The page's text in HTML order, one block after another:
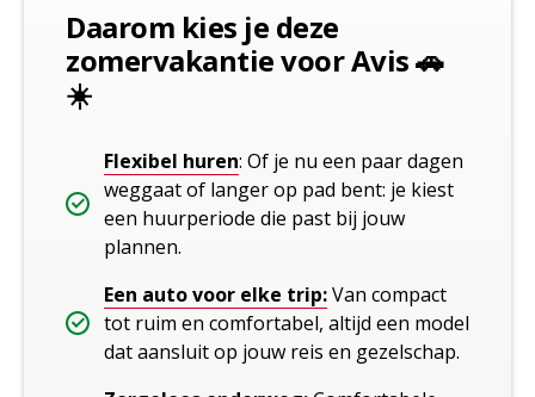
Daarom kies je deze
zomervakantie voor Avis 🚗
☀️
Flexibel huren: Of je nu een paar dagen
weggaat of langer op pad bent: je kiest
een huurperiode die past bij jouw
plannen.
Een auto voor elke trip:Van compact
tot ruim en comfortabel, altijd een model
dat aansluit op jouw reis en gezelschap.